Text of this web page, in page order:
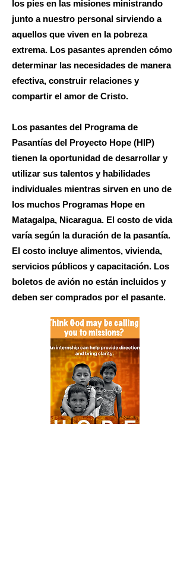
los pies en las misiones ministrando
junto a nuestro personal sirviendo a
aquellos que viven en la pobreza
extrema. Los pasantes aprenden cómo
determinar las necesidades de manera
efectiva, construir relaciones y
compartir el amor de Cristo.
Los pasantes del Programa de
Pasantías del Proyecto Hope (HIP)
tienen la oportunidad de desarrollar y
utilizar sus talentos y habilidades
individuales mientras sirven en uno de
los muchos Programas Hope en
Matagalpa, Nicaragua. El costo de vida
varía según la duración de la pasantía.
El costo incluye alimentos, vivienda,
servicios públicos y capacitación. Los
boletos de avión no están incluidos y
deben ser comprados por el pasante.